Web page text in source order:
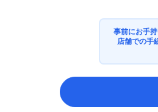
事前にお手
店舗での手